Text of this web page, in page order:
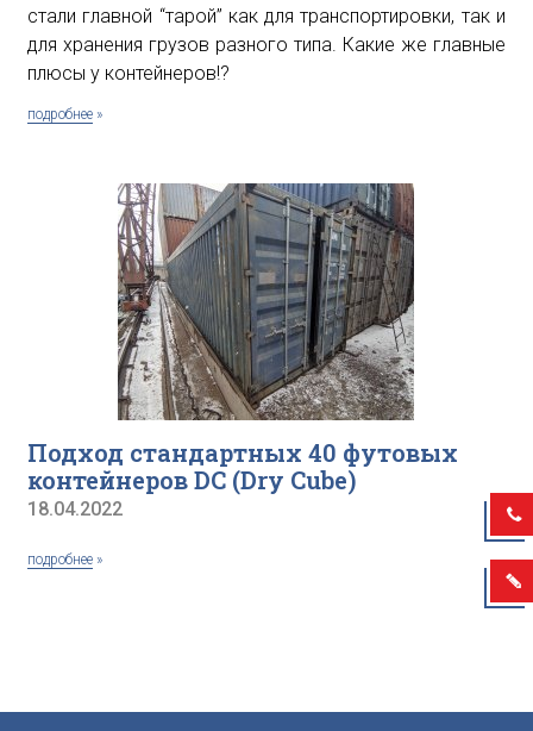
стали главной “тарой” как для транспортировки, так и
для хранения грузов разного типа. Какие же главные
плюсы у контейнеров!?
подробнее »
Подход стандартных 40 футовых
контейнеров DC (Dry Cube)
18.04.2022
подробнее »